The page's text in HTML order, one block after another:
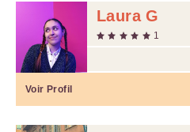
Laura G
1
Voir Profil